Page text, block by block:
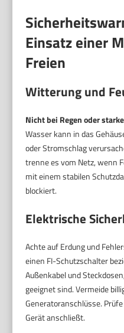
Einsatz einer
Freien
Witterung und
Nicht bei Regen oder
Wasser kann in das
oder Stromschlag
trenne es vom Netz, wenn
mit einem stabilen
blockiert.
Elektrische
Achte auf Erdung und
einen FI-Schutzschalter
Außenkabel und
geeignet sind. Vermeide
Generatoranschlüsse.
Gerät anschließt.